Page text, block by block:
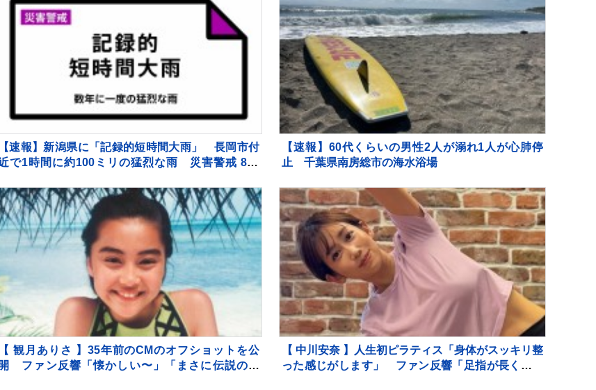
【速報】新潟県に「記録的短時間大雨」 長岡市付
で1時間に約100ミリの猛烈な雨 災害警戒 8日
【速報】60代くらいの男性2人が溺れ1人が心肺停
止 千葉県南房総市の海水浴場
【 観月ありさ 】35年前のCMのオフショットを公
開 ファン反響「懐かしい〜」「まさに伝説の少
【 中川安奈 】人生初ピラティス「身体がスッキリ整
った感じがします」 ファン反響「足指が長くてと